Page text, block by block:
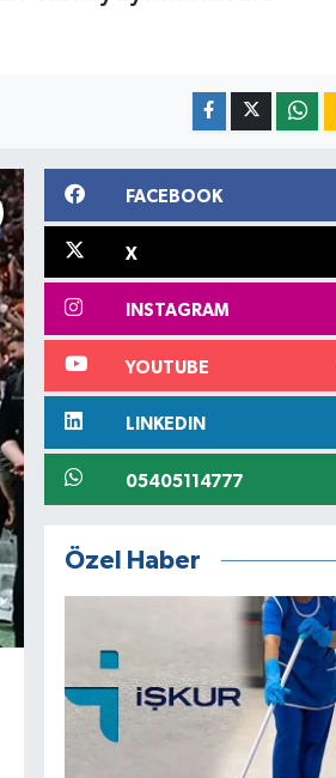
FACEBOOK
X
INSTAGRAM
YOUTUBE
LINKEDIN
05405114777
Özel Haber